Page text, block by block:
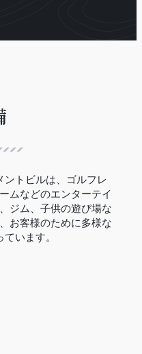
。
らいい耐震構造のビ
ます。
があり、3号線の完
トビルは、ゴルフレ
ムなどのエンターテイ
ジム、子供の遊び場な
お客様のために多様な
います。